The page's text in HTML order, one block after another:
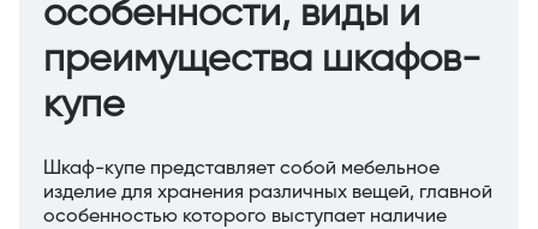
особенности, виды и
преимущества шкафов-
купе
Шкаф-купе представляет собой мебельное
изделие для хранения различных вещей, главной
особенностью которого выступает наличие